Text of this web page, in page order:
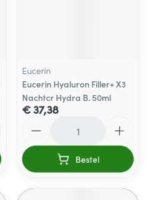
Eucerin
Eucerin Hyaluron Filler+ X3
Nachtcr Hydra B. 50ml
€ 37,38
Bestel